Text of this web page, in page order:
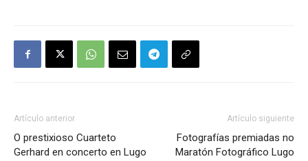
Artículo anterior
O prestixioso Cuarteto
Gerhard en concerto en Lugo
Artículo siguiente
Fotografías premiadas no
Maratón Fotográfico Lugo